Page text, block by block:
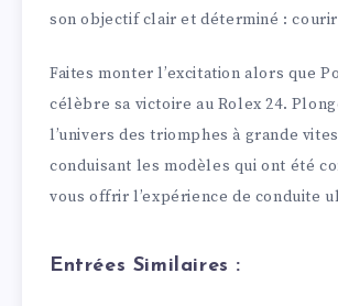
son objectif clair et déterminé :
Faites monter l’excitation alors que
célèbre sa victoire au Rolex 24.
l’univers des triomphes à grande
conduisant les modèles qui ont été
vous offrir l’expérience de conduite
Entrées Similaires :